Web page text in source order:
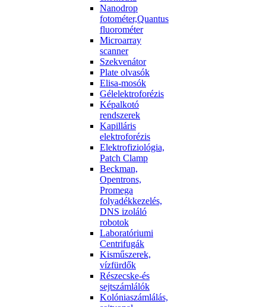
Nanodrop
fotométer,Quantus
fluorométer
Microarray
scanner
Szekvenátor
Plate olvasók
Elisa-mosók
Gélelektroforézis
Képalkotó
rendszerek
Kapilláris
elektroforézis
Elektrofiziológia,
Patch Clamp
Beckman,
Opentrons,
Promega
folyadékkezelés,
DNS izoláló
robotok
Laboratóriumi
Centrifugák
Kisműszerek,
vízfürdők
Részecske-és
sejtszámlálók
Kolóniaszámlálás,